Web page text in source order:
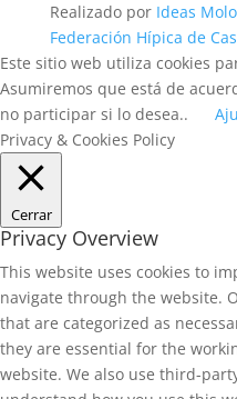
Realizado por Ideas
Federación Hípica de
Este sitio web utiliza cookies
Asumiremos que está de
no participar si lo desea..
Privacy & Cookies Policy
Cerrar
Privacy Overview
This website uses cookies to
navigate through the website.
that are categorized as
they are essential for the
website. We also use third-